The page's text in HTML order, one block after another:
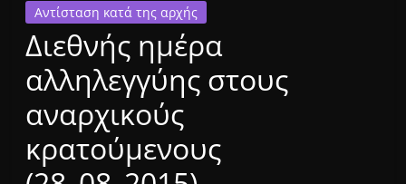
ραδιόφωνο
1431AM
Αντίσταση κατά της αρχής
Διεθνής ημέρα
αλληλεγγύης στους
αναρχικούς
κρατούμενους